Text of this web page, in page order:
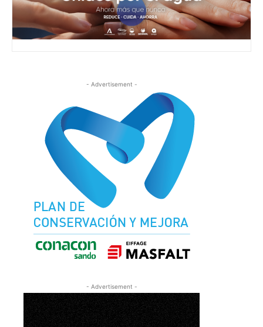
- Advertisement -
- Advertisement -